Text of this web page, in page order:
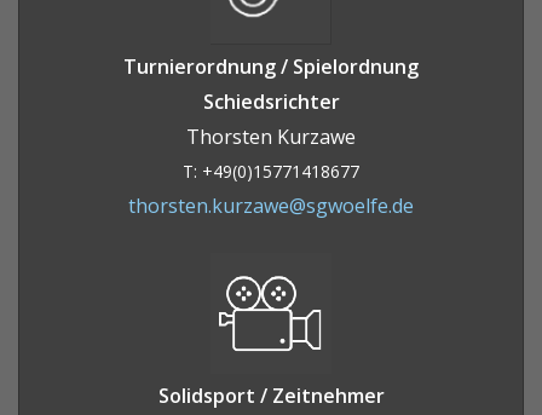
Turnierordnung / Spielordnung
Schiedsrichter
Thorsten Kurzawe
T: +49(0)15771418677
thorsten.kurzawe@sgwoelfe.de
Solidsport / Zeitnehmer